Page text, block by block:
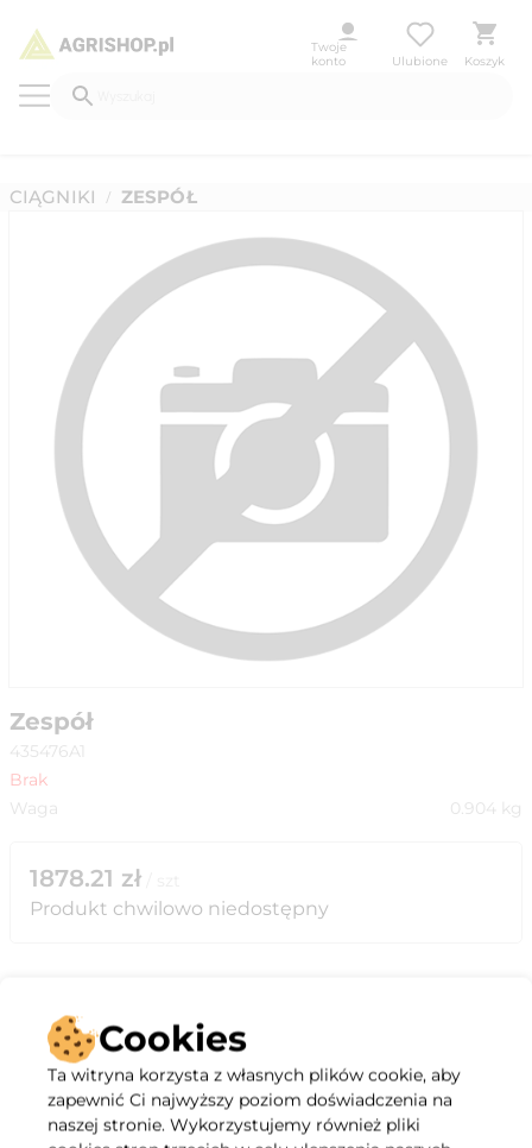
Twoje
konto
Ulubione Koszyk
CIĄGNIKI / ZESPÓŁ
Zespół
435476A1
Brak
Waga
0.904 kg
1878.21 zł
Produkt chwilowo niedostępny
Opis
Specyfikacja
Cookies
Ta witryna korzysta z własnych plików cookie, aby
zapewnić Ci najwyższy poziom doświadczenia na
naszej stronie. Wykorzystujemy również pliki